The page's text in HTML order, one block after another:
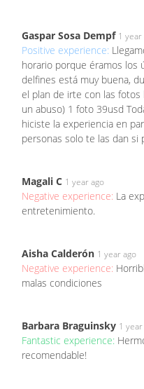
Gaspar Sosa Dempf 1 year
Positive experience:
horario porque éramos los
delfines está muy buena,
el plan de irte con las
un abuso) 1 foto 39usd
hiciste la experiencia en
personas solo te las dan si
Magali C 1 year ago
Negative experience: La
entretenimiento.
Aisha Calderón 1 year ago
Negative experience:
malas condiciones
Barbara Braguinsky 1
Fantastic experience:
recomendable!